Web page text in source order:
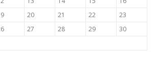
20 21 22
23
27 28 29
30